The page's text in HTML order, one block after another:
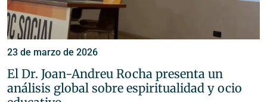
23 de marzo de 2026
El Dr. Joan-Andreu Rocha presenta un
análisis global sobre espiritualidad y ocio